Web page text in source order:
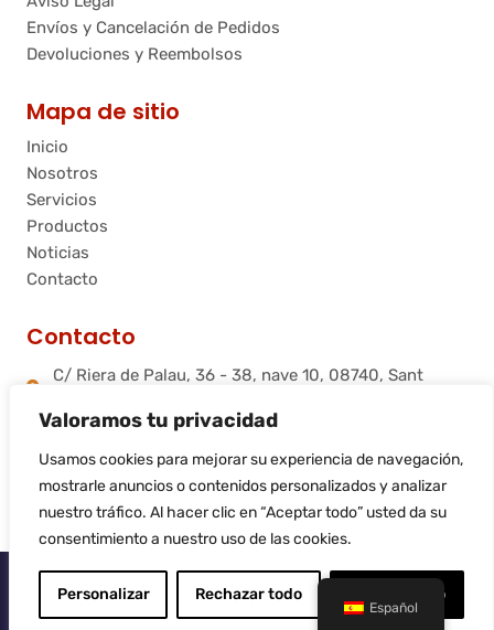
Valoramos tu privacidad
Usamos cookies para mejorar su experiencia de navegación,
mostrarle anuncios o contenidos personalizados y analizar
nuestro tráfico. Al hacer clic en “Aceptar todo” usted da su
consentimiento a nuestro uso de las cookies.
Personalizar Rechazar todo Aceptar todo
Envíos y Cancelación de Pedidos
Devoluciones y Reembolsos
Mapa de sitio
Inicio
Nosotros
Servicios
Productos
Noticias
Contacto
Contacto
C/ Riera de Palau, 36 - 38, nave 10, 08740, Sant
info@flamtec.es
+34 937 06 00 52
Flamtec Combustión Ibérica, S.L.
© 2025
Flamtec
Sitio web realizado porLiderLogo Español